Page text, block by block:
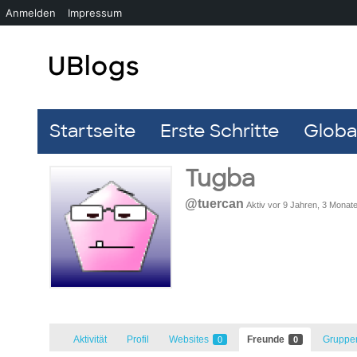
Startseite Erste Schritte
Tugba
@tuercan Aktiv vor 9 Jahren, 3
Aktivität Profil Websites 0 Freunde 0
Anmelden Impressum